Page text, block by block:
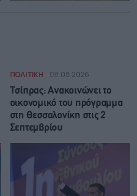
ΠΟΛΙΤΙΚΗ 08.08.2026
Τσίπρας: Ανακοινώνει το
οικονομικό του πρόγραμμα
στη Θεσσαλονίκη στις 2
Σεπτεμβρίου